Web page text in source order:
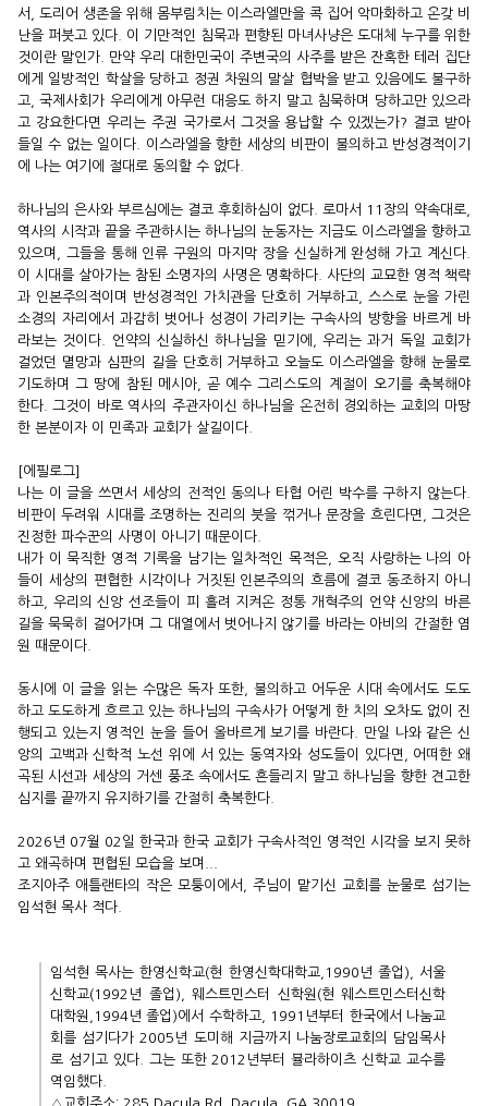
서, 도리어 생존을 위해 몸부림치는 이스라엘만을 콕 집어 악마화하고 온갖 비
난을 퍼붓고 있다. 이 기만적인 침묵과 편향된 마녀사냥은 도대체 누구를 위한
것이란 말인가. 만약 우리 대한민국이 주변국의 사주를 받은 잔혹한 테러 집단
에게 일방적인 학살을 당하고 정권 차원의 말살 협박을 받고 있음에도 불구하
고, 국제사회가 우리에게 아무런 대응도 하지 말고 침묵하며 당하고만 있으라
고 강요한다면 우리는 주권 국가로서 그것을 용납할 수 있겠는가? 결코 받아
들일 수 없는 일이다. 이스라엘을 향한 세상의 비판이 불의하고 반성경적이기
에 나는 여기에 절대로 동의할 수 없다.
하나님의 은사와 부르심에는 결코 후회하심이 없다. 로마서 11장의 약속대로,
역사의 시작과 끝을 주관하시는 하나님의 눈동자는 지금도 이스라엘을 향하고
있으며, 그들을 통해 인류 구원의 마지막 장을 신실하게 완성해 가고 계신다.
이 시대를 살아가는 참된 소명자의 사명은 명확하다. 사단의 교묘한 영적 책략
과 인본주의적이며 반성경적인 가치관을 단호히 거부하고, 스스로 눈을 가린
소경의 자리에서 과감히 벗어나 성경이 가리키는 구속사의 방향을 바르게 바
라보는 것이다. 언약의 신실하신 하나님을 믿기에, 우리는 과거 독일 교회가
걸었던 멸망과 심판의 길을 단호히 거부하고 오늘도 이스라엘을 향해 눈물로
기도하며 그 땅에 참된 메시아, 곧 예수 그리스도의 계절이 오기를 축복해야
한다. 그것이 바로 역사의 주관자이신 하나님을 온전히 경외하는 교회의 마땅
한 본분이자 이 민족과 교회가 살길이다.
[에필로그]
나는 이 글을 쓰면서 세상의 전적인 동의나 타협 어린 박수를 구하지 않는다.
비판이 두려워 시대를 조명하는 진리의 붓을 꺾거나 문장을 흐린다면, 그것은
진정한 파수꾼의 사명이 아니기 때문이다.
내가 이 묵직한 영적 기록을 남기는 일차적인 목적은, 오직 사랑하는 나의 아
들이 세상의 편협한 시각이나 거짓된 인본주의의 흐름에 결코 동조하지 아니
하고, 우리의 신앙 선조들이 피 흘려 지켜온 정통 개혁주의 언약 신앙의 바른
길을 묵묵히 걸어가며 그 대열에서 벗어나지 않기를 바라는 아비의 간절한 염
원 때문이다.
동시에 이 글을 읽는 수많은 독자 또한, 불의하고 어두운 시대 속에서도 도도
하고 도도하게 흐르고 있는 하나님의 구속사가 어떻게 한 치의 오차도 없이 진
행되고 있는지 영적인 눈을 들어 올바르게 보기를 바란다. 만일 나와 같은 신
앙의 고백과 신학적 노선 위에 서 있는 동역자와 성도들이 있다면, 어떠한 왜
곡된 시선과 세상의 거센 풍조 속에서도 흔들리지 말고 하나님을 향한 견고한
심지를 끝까지 유지하기를 간절히 축복한다.
2026년 07월 02일 한국과 한국 교회가 구속사적인 영적인 시각을 보지 못하
고 왜곡하며 편협된 모습을 보며...
조지아주 애틀랜타의 작은 모퉁이에서, 주님이 맡기신 교회를 눈물로 섬기는
임석현 목사 적다.
임석현 목사는한영신학교(현 한영신학대학교,1990년 졸업), 서울
신학교(1992년 졸업), 웨스트민스터 신학원(현 웨스트민스터신학
대학원,1994년 졸업)에서 수학하고, 1991년부터 한국에서 나눔교
회를 섬기다가 2005년 도미해 지금까지 나눔장로교회의 담임목사
로 섬기고 있다. 그는 또한 2012년부터 뷸라하이츠 신학교 교수를
역임했다.
△교회주소: 285 Dacula Rd, Dacula, GA 30019